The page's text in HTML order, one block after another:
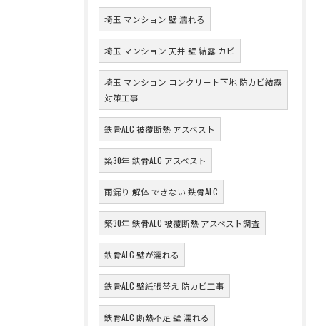
埼玉 マンション 壁 濡れる
埼玉 マンション 天井 壁 結露 カビ
埼玉 マンション コンクリート下地 防カビ結露
対策工事
鉄骨ALC 被覆断熱 アスベスト
築30年 鉄骨ALC アスベスト
雨漏り 解体 できない 鉄骨ALC
築30年 鉄骨ALC 被覆断熱 アスベスト調査
鉄骨ALC 壁が濡れる
鉄骨ALC 壁紙張替え 防カビ工事
鉄骨ALC 断熱不足 壁 濡れる